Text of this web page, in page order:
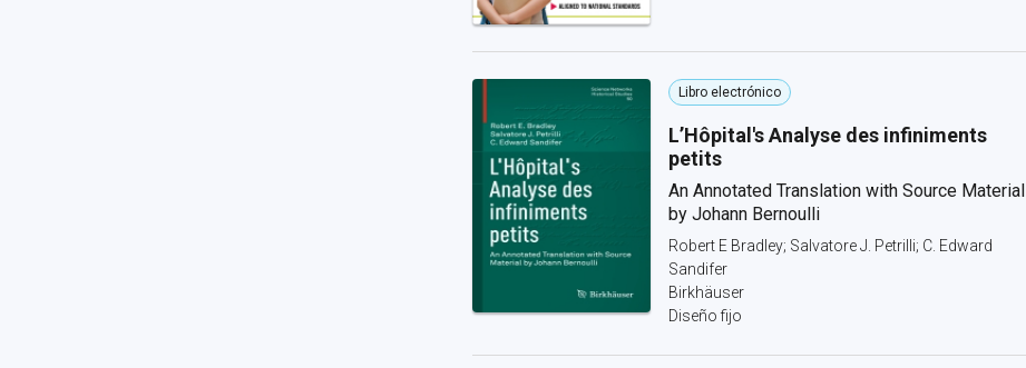
Libro electrónico
L’Hôpital's Analyse des infiniments
petits
An Annotated Translation with Source Material
by Johann Bernoulli
Robert E Bradley; Salvatore J. Petrilli; C. Edward
Sandifer
Birkhäuser
Diseño fijo